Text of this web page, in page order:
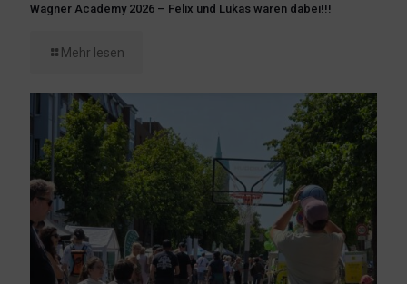
Wagner Academy 2026 – Felix und Lukas waren dabei!!!
Mehr lesen